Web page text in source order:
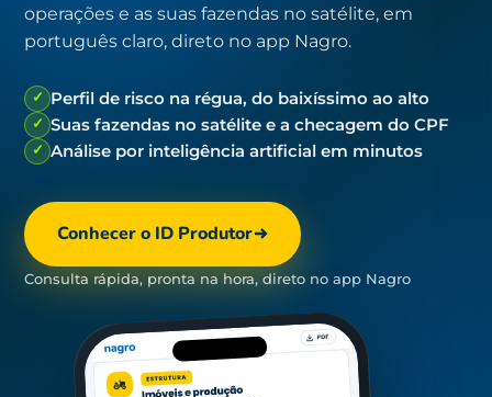
operações e as suas fazendas no satélite, em
português claro, direto no app Nagro.
✓ Perfil de risco na régua, do baixíssimo ao alto
✓ Suas fazendas no satélite e a checagem do CPF
✓ Análise por inteligência artificial em minutos
Conhecer o ID Produtor
Consulta rápida, pronta na hora, direto no app Nagro